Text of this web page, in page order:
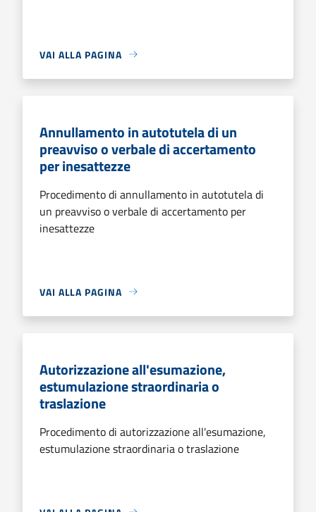
VAI ALLA PAGINA
Annullamento in autotutela di un
preavviso o verbale di accertamento
per inesattezze
Procedimento di annullamento in autotutela di
un preavviso o verbale di accertamento per
inesattezze
VAI ALLA PAGINA
Autorizzazione all'esumazione,
estumulazione straordinaria o
traslazione
Procedimento di autorizzazione all'esumazione,
estumulazione straordinaria o traslazione